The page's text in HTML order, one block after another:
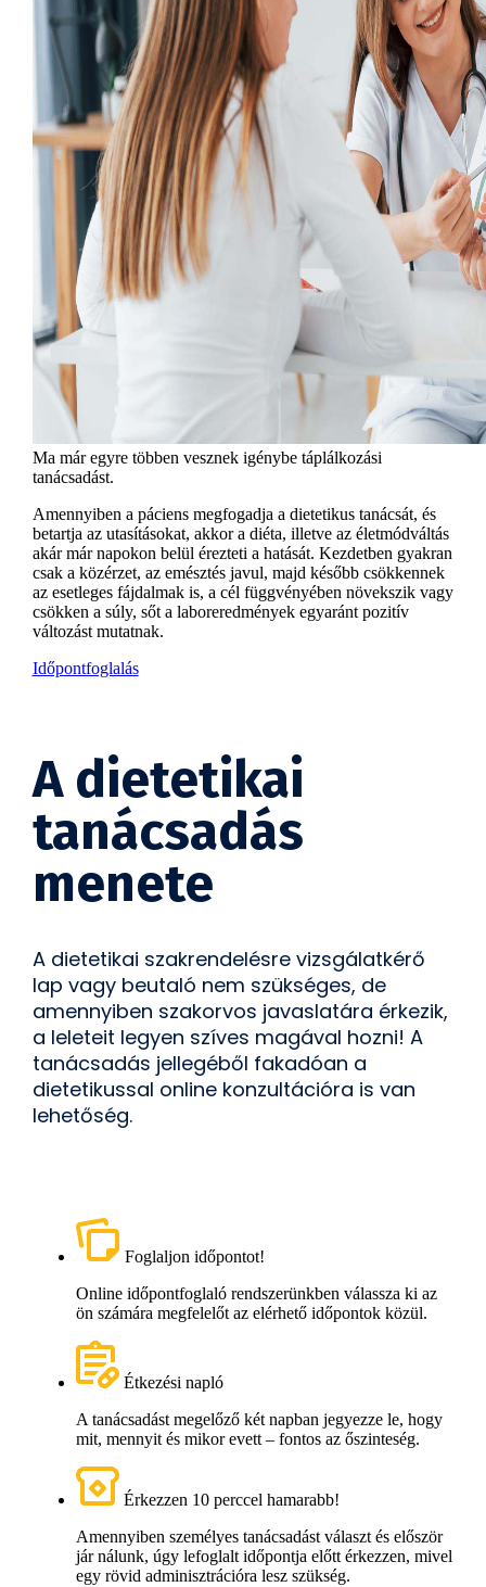
Ma már egyre többen vesznek igénybe táplálkozási
tanácsadást.
Amennyiben a páciens megfogadja a dietetikus tanácsát, és
betartja az utasításokat, akkor a diéta, illetve az életmódváltás
akár már napokon belül érezteti a hatását. Kezdetben gyakran
csak a közérzet, az emésztés javul, majd később csökkennek
az esetleges fájdalmak is, a cél függvényében növekszik vagy
csökken a súly, sőt a laboreredmények egyaránt pozitív
változást mutatnak.
Időpontfoglalás
A dietetikai
tanácsadás
menete
A dietetikai szakrendelésre vizsgálatkérő
lap vagy beutaló nem szükséges, de
amennyiben szakorvos javaslatára érkezik,
a leleteit legyen szíves magával hozni! A
tanácsadás jellegéből fakadóan a
dietetikussal online konzultációra is van
lehetőség.
Foglaljon időpontot!
Online időpontfoglaló rendszerünkben válassza ki az
ön számára megfelelőt az elérhető időpontok közül.
Étkezési napló
A tanácsadást megelőző két napban jegyezze le, hogy
mit, mennyit és mikor evett – fontos az őszinteség.
Érkezzen 10 perccel hamarabb!
Amennyiben személyes tanácsadást választ és először
jár nálunk, úgy lefoglalt időpontja előtt érkezzen, mivel
egy rövid adminisztrációra lesz szükség.